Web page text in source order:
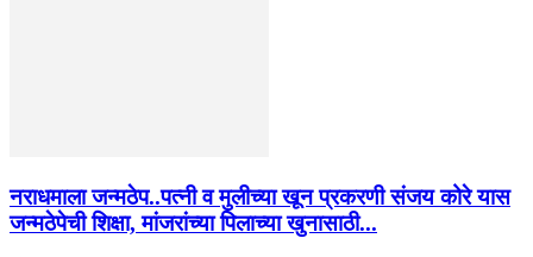
नराधमाला जन्मठेप..पत्नी व मुलीच्या खून प्रकरणी संजय कोरे यास
जन्मठेपेची शिक्षा, मांजरांच्या पिलाच्या खुनासाठी...